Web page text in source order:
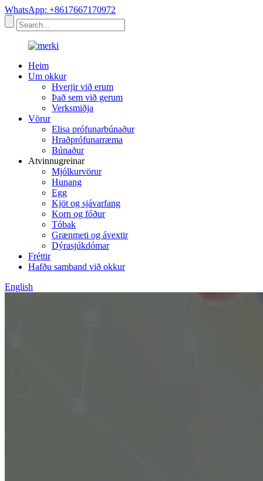
WhatsApp: +8617667170972
Heim
Um okkur
Hverjir við erum
Það sem við gerum
Verksmiðja
Vörur
Elisa prófunarbúnaður
Hraðprófunarræma
Búnaður
Atvinnugreinar
Mjólkurvörur
Hunang
Egg
Kjöt og sjávarfang
Korn og fóður
Tóbak
Grænmeti og ávextir
Dýrasjúkdómar
Fréttir
Hafðu samband við okkur
English